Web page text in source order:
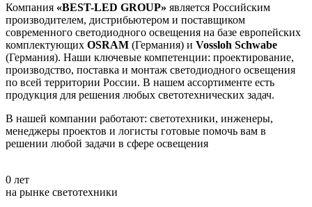
Компания «BEST-LED GROUP» является Российским
производителем, дистрибьютером и поставщиком
современного светодиодного освещения на базе европейских
комплектующих OSRAM (Германия) и Vossloh Schwabe
(Германия). Наши ключевые компетенции: проектирование,
производство, поставка и монтаж светодиодного освещения
по всей территории России. В нашем ассортименте есть
продукция для решения любых светотехнических задач.
В нашей компании работают: светотехники, инженеры,
менеджеры проектов и логисты готовые помочь вам в
решении любой задачи в сфере освещения
0 лет
на рынке светотехники